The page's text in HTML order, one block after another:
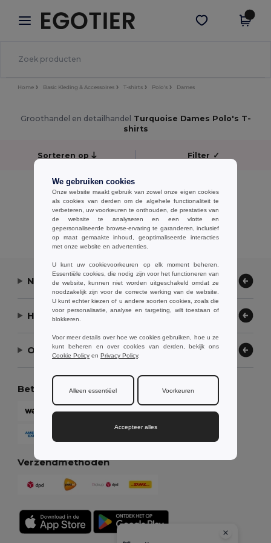
× Egotier-app
Betere prijzen in de app!
Download app
Home Basic Kleding & Accessoires T-shirts Polo's Dames
Groothandel en detailhandel Turquoise Dames Polo's T-
shirts
Sorteren op Filter ✓
No results.
No results.
Alle Producten Tonen.
Neem contact op
Hulp nodig?
Ons bedrijf
Betaalmethoden
Verzendmethoden
We gebruiken cookies
Onze website maakt gebruik van zowel onze eigen cookies
als cookies van derden om de algehele functionaliteit te
verbeteren, uw voorkeuren te onthouden, de prestaties van
de website te analyseren en een vlotte en
gepersonaliseerde browse-ervaring te garanderen, inclusief
op maat gemaakte inhoud, geoptimaliseerde interacties
met onze website en advertenties.
U kunt uw cookievoorkeuren op elk moment beheren.
Essentiële cookies, die nodig zijn voor het functioneren van
de website, kunnen niet worden uitgeschakeld omdat ze
noodzakelijk zijn voor de correcte werking van de website.
U kunt echter kiezen of u andere soorten cookies, zoals die
voor personalisatie, analyse en targeting, wilt toestaan of
blokkeren.
Voor meer details over hoe we cookies gebruiken, hoe u ze
kunt beheren en over cookies van derden, bekijk ons
Cookie Policy en Privacy Policy.
Alleen essentiëel Voorkeuren
Accepteer alles